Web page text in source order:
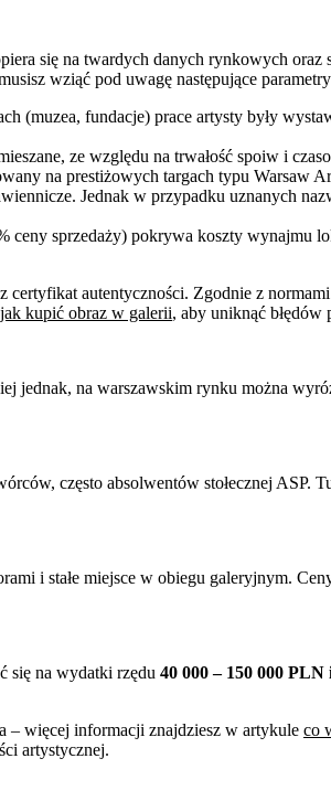
się na twardych danych rynkowych
wziąć pod uwagę następujące
(muzea, fundacje) prace artysty były
ze względu na trwałość spoiw i
na prestiżowych targach typu Warsaw
Jednak w przypadku uznanych
sprzedaży) pokrywa koszty wynajmu
autentyczności. Zgodnie z
jak kupić obraz w galerii, aby uniknąć błędów
jednak, na warszawskim rynku można
często absolwentów stołecznej ASP.
i stałe miejsce w obiegu galeryjnym.
się na wydatki rzędu 40 000 – 150 000 PLN
– więcej informacji znajdziesz w artykule co
artystycznej.